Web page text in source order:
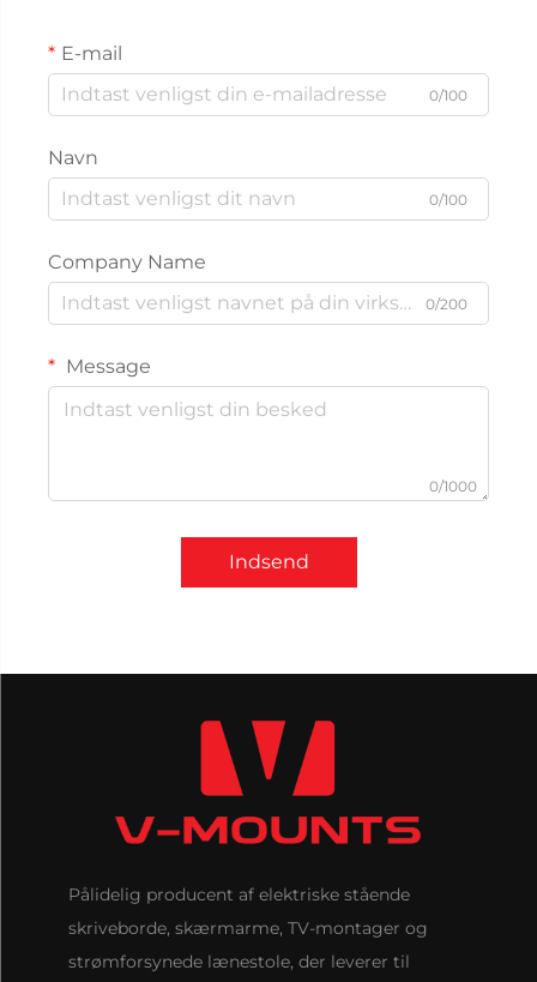
E-mail
0/100
Navn
0/100
Company Name
0/200
Message
0/1000
Indsend
Pålidelig producent af elektriske stående
skriveborde, skærmarme, TV-montager og
strømforsynede lænestole, der leverer til